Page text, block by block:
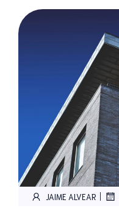
JAIME ALVEAR